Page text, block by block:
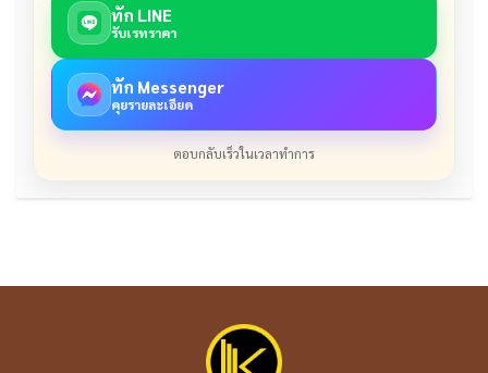
ทัก LINE
รับเรทราคา
ทัก Messenger
คุยรายละเอียด
ตอบกลับเร็วในเวลาทำการ